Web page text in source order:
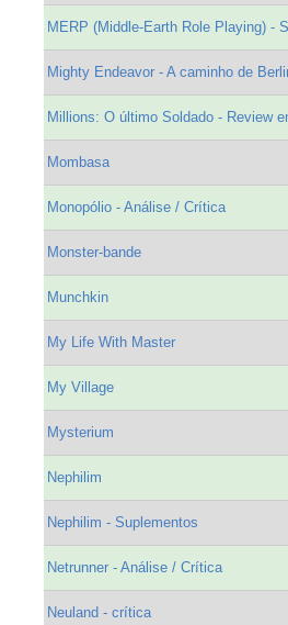
MERP (Middle-Earth Role Playing) -
Mighty Endeavor - A caminho de
Millions: O último Soldado - Review
Mombasa
Monopólio - Análise / Crítica
Monster-bande
Munchkin
My Life With Master
My Village
Mysterium
Nephilim
Nephilim - Suplementos
Netrunner - Análise / Crítica
Neuland - crítica